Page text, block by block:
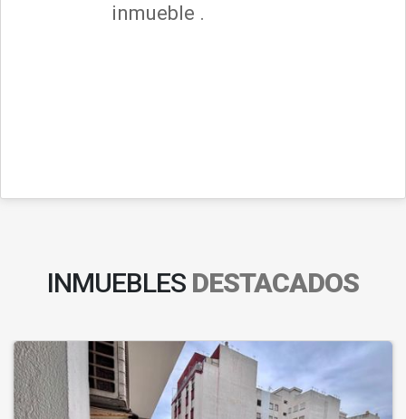
inmueble .
INMUEBLES DESTACADOS